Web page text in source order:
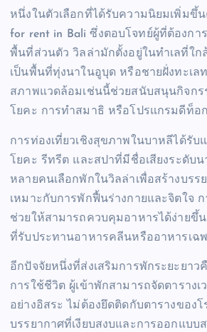
หนึ่งในตัวเลือกที่ได้รับความนิยมเพิ่มขึ้
for rent in Bali ซึ่งตอบโจทย์ผู้ที่ต้องกา
พื้นที่ส่วนตัว วิลล่ามักตั้งอยู่ในทำเลที่ใก
เป็นพื้นที่ทุ่งนาในอูบุด หรือชายฝั่งทะเล
สภาพแวดล้อมเช่นนี้ช่วยสนับสนุนกิจก
โยคะ การทำสมาธิ หรือโปรแกรมดีท็อ
การท่องเที่ยวเชิงสุขภาพในบาหลีได้รั
โยคะ รีทรีต และสปาที่มีชื่อเสียงระดับ
หลายคนเลือกพักในวิลล่าเพื่อสร้างบรร
เหมาะกับการพักฟื้นร่างกายและจิตใจ
ช่วยให้สามารถควบคุมอาหารได้ง่ายขึ้
ที่รับประทานอาหารคลีนหรืออาหารเฉ
อีกปัจจัยหนึ่งที่ส่งเสริมการพักระยะยา
การใช้ชีวิต ผู้เข้าพักสามารถจัดตารางเ
อย่างอิสระ ไม่ต้องยึดติดกับตารางของ
บรรยากาศที่เงียบสงบและการออกแบบ